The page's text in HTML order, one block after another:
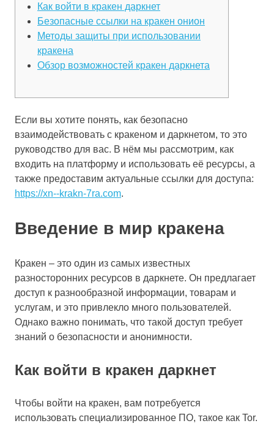
Как войти в кракен даркнет
Безопасные ссылки на кракен онион
Методы защиты при использовании
кракена
Обзор возможностей кракен даркнета
Если вы хотите понять, как безопасно
взаимодействовать с кракеном и даркнетом, то это
руководство для вас. В нём мы рассмотрим, как
входить на платформу и использовать её ресурсы, а
также предоставим актуальные ссылки для доступа:
https://xn--krakn-7ra.com.
Введение в мир кракена
Кракен – это один из самых известных
разносторонних ресурсов в даркнете. Он предлагает
доступ к разнообразной информации, товарам и
услугам, и это привлекло много пользователей.
Однако важно понимать, что такой доступ требует
знаний о безопасности и анонимности.
Как войти в кракен даркнет
Чтобы войти на кракен, вам потребуется
использовать специализированное ПО, такое как Tor.